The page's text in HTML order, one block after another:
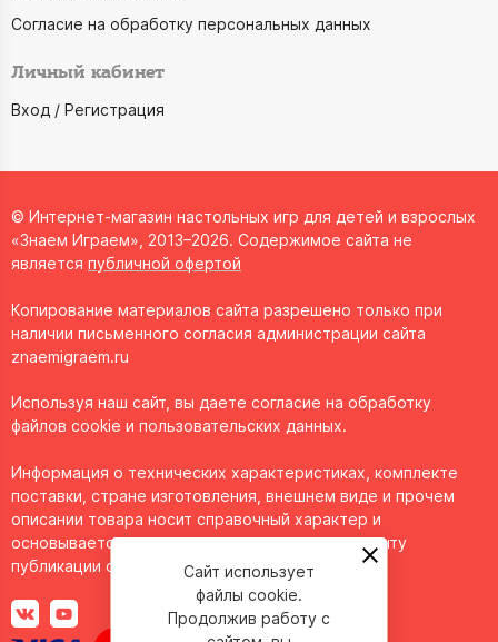
Согласие на обработку персональных данных
Личный кабинет
Вход / Регистрация
© Интернет-магазин настольных игр для детей и взрослых
«Знаем Играем», 2013–2026. Содержимое сайта не
является публичной офертой
Копирование материалов сайта разрешено только при
наличии письменного согласия администрации сайта
znaemigraem.ru
Используя наш сайт, вы даете согласие на обработку
файлов cookie и пользовательских данных.
Информация о технических характеристиках, комплекте
поставки, стране изготовления, внешнем виде и прочем
описании товара носит справочный характер и
основывается на последних доступных к моменту
публикации сведениях.Сайт использует
файлы cookie.
Продолжив работу с